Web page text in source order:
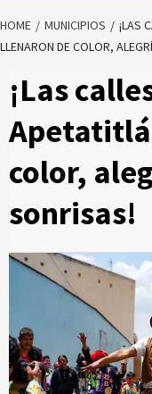
HOME MUNICIPIOS
¡LAS
LLENARON DE COLOR,
¡Las
color,
sonrisas!